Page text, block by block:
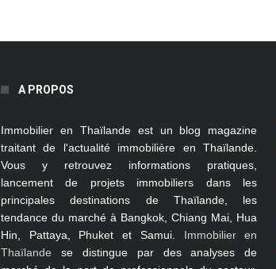
A PROPOS
Immobilier en Thaïlandeest un blog magazine
traitant de l'actualité immobilière en Thaïlande.
Vous y retrouvez informations pratiques,
lancement de projets immobiliers dans les
principales destinations de Thaïlande, les
tendance du marché à Bangkok, Chiang Mai, Hua
Hin, Pattaya, Phuket et Samui. Immobilier en
Thaïlande se distingue par des analyses de